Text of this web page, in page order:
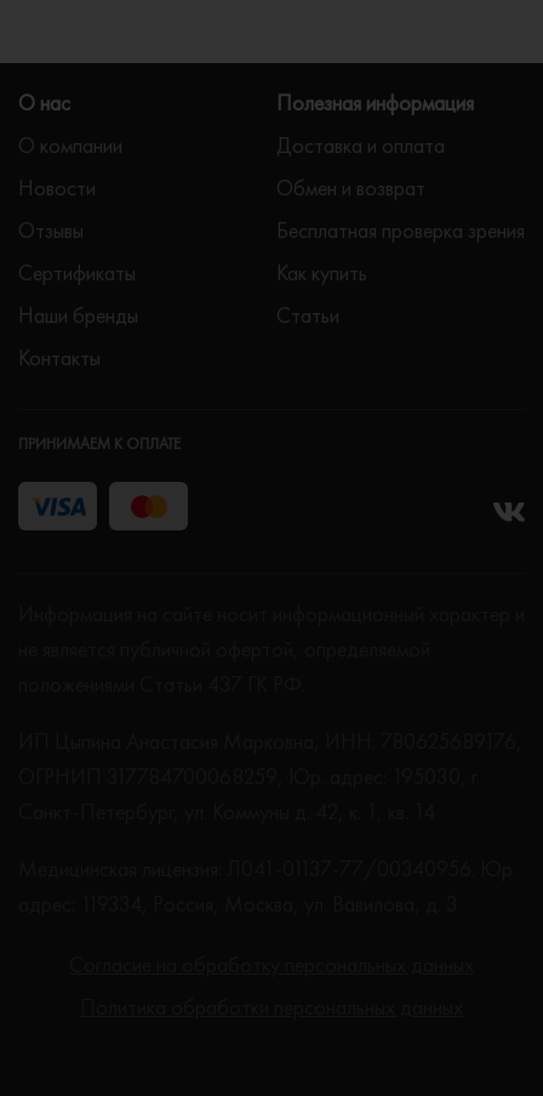
О нас
О компании
Новости
Отзывы
Сертификаты
Наши бренды
Контакты
Полезная информация
Доставка и оплата
Обмен и возврат
Бесплатная проверка зрения
Как купить
Статьи
ПРИНИМАЕМ К ОПЛАТЕ